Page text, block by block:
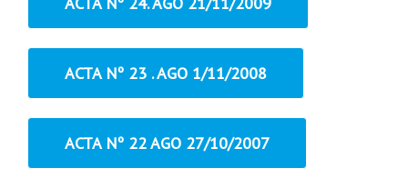
ACTA Nº 23 . AGO 1/11/2008
ACTA Nº 22 AGO 27/10/2007